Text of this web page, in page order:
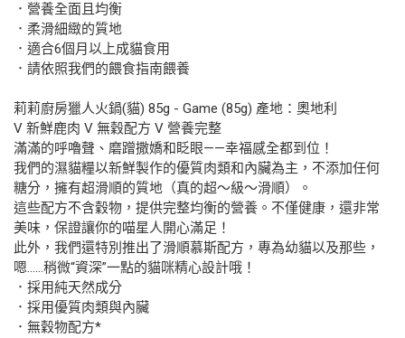
．營養全面且均衡
．柔滑細緻的質地
．適合6個月以上成貓食用
．請依照我們的餵食指南餵養
莉莉廚房獵人火鍋(貓) 85g - Game (85g) 產地：奧地利
V 新鮮鹿肉 V 無穀配方 V 營養完整
滿滿的呼嚕聲、磨蹭撒嬌和眨眼——幸福感全都到位！
我們的濕貓糧以新鮮製作的優質肉類和內臟為主，不添加任何
糖分，擁有超滑順的質地（真的超～級～滑順）。
這些配方不含穀物，提供完整均衡的營養。不僅健康，還非常
美味，保證讓你的喵星人開心滿足！
此外，我們還特別推出了滑順慕斯配方，專為幼貓以及那些，
嗯……稍微“資深”一點的貓咪精心設計哦！
．採用純天然成分
．採用優質肉類與內臟
．無穀物配方*